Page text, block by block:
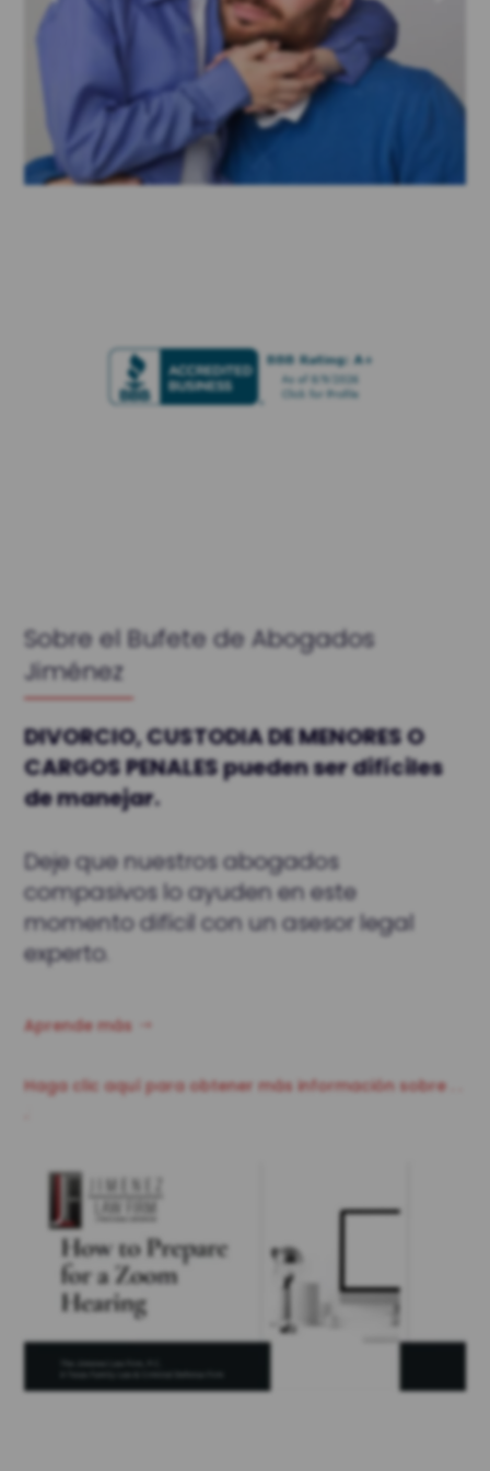
Sobre el Bufete de Abogados
Jiménez
DIVORCIO, CUSTODIA DE MENORES O
CARGOS PENALES pueden ser difíciles
de manejar.
Deje que nuestros abogados
compasivos lo ayuden en este
momento difícil con un asesor legal
experto.
Aprende más
Haga clic aquí para obtener más información sobre . .